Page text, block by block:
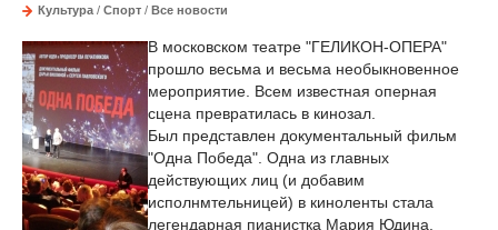
Культура / Спорт / Все новости
В московском театре "ГЕЛИКОН-ОПЕРА"
прошло весьма и весьма необыкновенное
мероприятие. Всем известная оперная
сцена превратилась в кинозал.
Был представлен документальный фильм
"Одна Победа". Одна из главных
действующих лиц (и добавим
исполнмтельницей) в киноленты стала
легендарная пианистка Мария Юдина.